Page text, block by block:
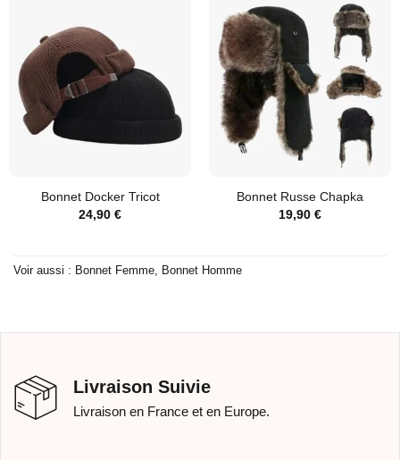
Bonnet Docker Tricot
24,90 €
Bonnet Russe Chapka
19,90 €
Voir aussi : Bonnet Femme, Bonnet Homme
Livraison Suivie
Livraison en France et en Europe.